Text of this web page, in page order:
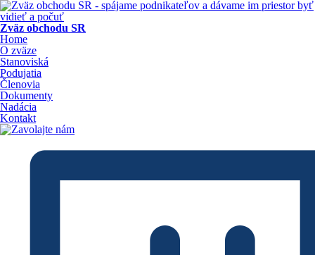
Zväz obchodu SR
Home
O zväze
Stanoviská
Podujatia
Členovia
Dokumenty
Nadácia
Kontakt